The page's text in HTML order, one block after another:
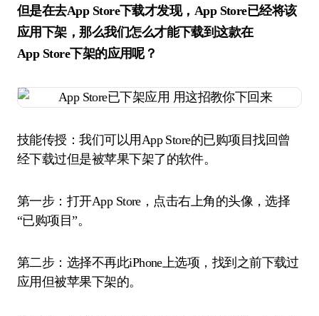
但是在去App Store下载才发现，App Store已经将该
应用下架，那么我们怎么才能下载到这款在
App Store下架的应用呢？
技能传授：我们可以用App Store的已购项目找回曾
经下载过但是被苹果下架了的软件。
第一步：打开App Store，点击右上角的头像，选择
“已购项目”。
第二步：选择不再此iPhone上选项，找到之前下载过
应用但被苹果下架的。